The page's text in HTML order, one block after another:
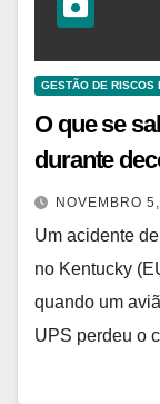
GESTÃO DE RISCOS
O que se
durante
NOVEMBRO
Um acidente
no Kentucky
quando um
UPS perdeu o